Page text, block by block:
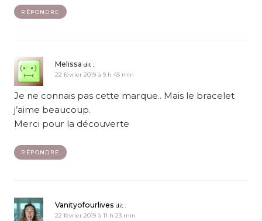
RÉPONDRE
Melissa dit :
22 février 2019 à 9 h 45 min
Je ne connais pas cette marque.. Mais le bracelet
j’aime beaucoup.
Merci pour la découverte
RÉPONDRE
Vanityofourlives dit :
22 février 2019 à 11 h 23 min